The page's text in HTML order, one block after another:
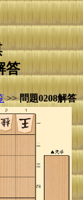
答
>>問題0208解答